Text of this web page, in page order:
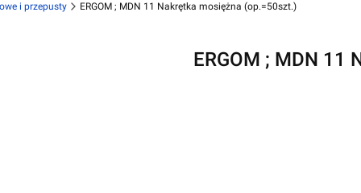
i przepusty ERGOM ; MDN 11 Nakrętka mosiężna (op.=50szt.)
ERGOM ; MDN 11